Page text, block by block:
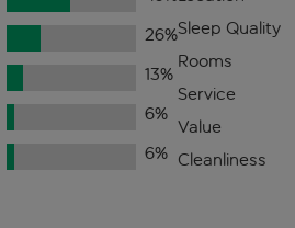
26%
13%
6%
6%
Sleep Quality
Rooms
Service
Value
Cleanliness